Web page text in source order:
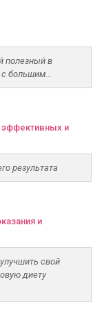
полезный в
с большим...
эффективных и
результата
и
свой
диету